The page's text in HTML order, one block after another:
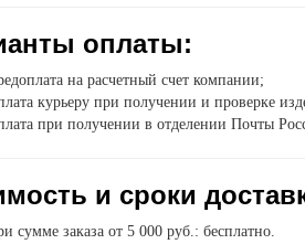
оплаты:
на расчетный счет компании;
курьеру при получении и проверке
при получении в отделении Почты
и сроки
сумме заказа от 5 000 руб.: бесплатно.